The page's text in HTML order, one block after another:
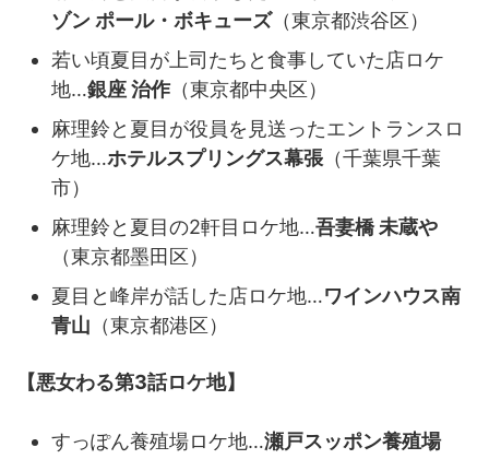
ゾン ポール・ボキューズ（東京都渋谷区）
若い頃夏目が上司たちと食事していた店ロケ
地…銀座 治作（東京都中央区）
麻理鈴と夏目が役員を見送ったエントランスロ
ケ地…ホテルスプリングス幕張 （千葉県千葉
市）
麻理鈴と夏目の2軒目ロケ地…吾妻橋 未蔵や
（東京都墨田区）
夏目と峰岸が話した店ロケ地…ワインハウス南
青山 （東京都港区）
【悪女わる第3話ロケ地】
すっぽん養殖場ロケ地…瀬戸スッポン養殖場